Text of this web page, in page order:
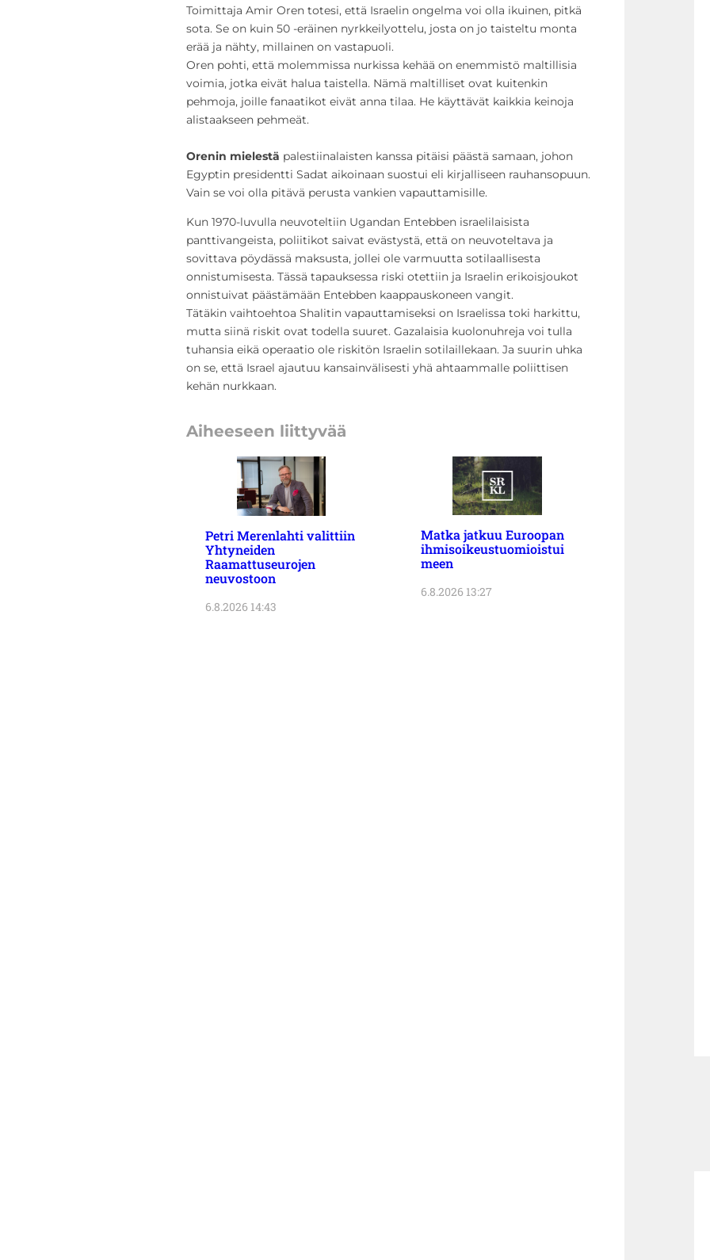
Toimittaja Amir Oren totesi, että Israelin ongelma voi olla ikuinen, pitkä
sota. Se on kuin 50 -eräinen nyrkkeilyottelu, josta on jo taisteltu monta
erää ja nähty, millainen on vastapuoli.
Oren pohti, että molemmissa nurkissa kehää on enemmistö maltillisia
voimia, jotka eivät halua taistella. Nämä maltilliset ovat kuitenkin
pehmoja, joille fanaatikot eivät anna tilaa. He käyttävät kaikkia keinoja
alistaakseen pehmeät.
Orenin mielestä palestiinalaisten kanssa pitäisi päästä samaan, johon
Egyptin presidentti Sadat aikoinaan suostui eli kirjalliseen rauhansopuun.
Vain se voi olla pitävä perusta vankien vapauttamisille.
Kun 1970-luvulla neuvoteltiin Ugandan Entebben israelilaisista
panttivangeista, poliitikot saivat evästystä, että on neuvoteltava ja
sovittava pöydässä maksusta, jollei ole varmuutta sotilaallisesta
onnistumisesta. Tässä tapauksessa riski otettiin ja Israelin erikoisjoukot
onnistuivat päästämään Entebben kaappauskoneen vangit.
Tätäkin vaihtoehtoa Shalitin vapauttamiseksi on Israelissa toki harkittu,
mutta siinä riskit ovat todella suuret. Gazalaisia kuolonuhreja voi tulla
tuhansia eikä operaatio ole riskitön Israelin sotilaillekaan. Ja suurin uhka
on se, että Israel ajautuu kansainvälisesti yhä ahtaammalle poliittisen
kehän nurkkaan.
Aiheeseen liittyvää
Petri Merenlahti valittiin
Yhtyneiden
Raamattuseurojen
neuvostoon
6.8.2026 14:43
Matka jatkuu Euroopan
ihmisoikeustuomioistui
meen
6.8.2026 13:27